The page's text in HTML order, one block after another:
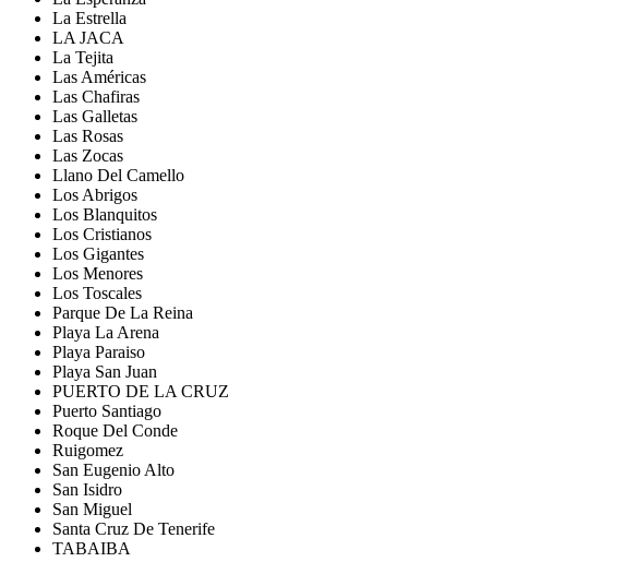
La Estrella
LA JACA
La Tejita
Las Américas
Las Chafiras
Las Galletas
Las Rosas
Las Zocas
Llano Del Camello
Los Abrigos
Los Blanquitos
Los Cristianos
Los Gigantes
Los Menores
Los Toscales
Parque De La Reina
Playa La Arena
Playa Paraiso
Playa San Juan
PUERTO DE LA CRUZ
Puerto Santiago
Roque Del Conde
Ruigomez
San Eugenio Alto
San Isidro
San Miguel
Santa Cruz De Tenerife
TABAIBA